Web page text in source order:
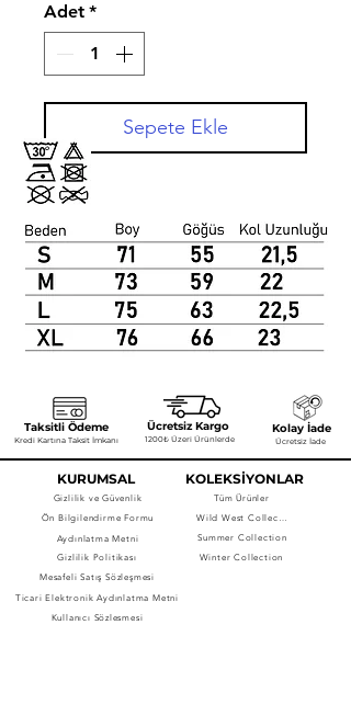
Adet *
Sepete Ekle
Taksitli Ödeme
Kredi Kartına Taksit İmkanı
Ücretsiz Kargo
1200₺ Üzeri Ürünlerde
Kolay İade
Ücretsiz İade
KURUMSAL
Gizlilik ve Güvenlik
Ön Bilgilendirme Formu
Aydınlatma Metni
Gizlilik Politikası
KOLEKSİYONLAR
Tüm Ürünler
Wild West Collection
Summer Collection
Winter Collection
Mesafeli Satış Sözleşmesi
Ticari Elektronik Aydınlatma Metni
Kullanıcı Sözleşmesi